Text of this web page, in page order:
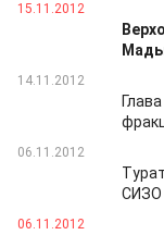
15.11.2012
14.11.2012
06.11.2012
СИЗО
06.11.2012